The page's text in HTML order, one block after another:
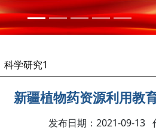
科学研究1
新疆植物药资源利用教
发布日期：2021-09-13